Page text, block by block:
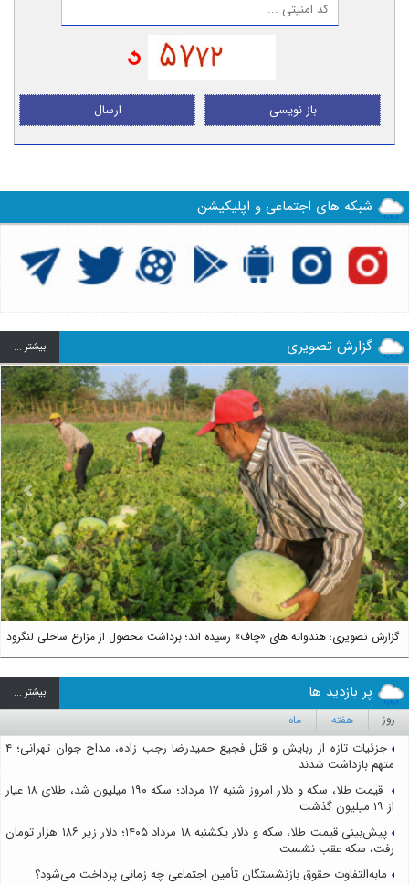
ارسال باز نویسی
شبکه های اجتماعی و اپلیکیشن
گزارش تصویری بيشتر ...
گزارش تصویری؛ هندوانه های «چاف» رسیده اند؛ برداشت محصول از مزارع ساحلی لنگرود
Next
پر بازدید ها بيشتر ...
روز هفته ماه
جزئیات تازه از ربایش و قتل فجیع حمیدرضا رجب زاده، مداح جوان تهرانی؛ ۴
متهم بازداشت شدند
قیمت طلا، سکه و دلار امروز شنبه ۱۷ مرداد؛ سکه ۱۹۰ میلیون شد، طلای ۱۸ عیار
از ۱۹ میلیون گذشت
پیش‌بینی قیمت طلا، سکه و دلار یکشنبه ۱۸ مرداد ۱۴۰۵؛ دلار زیر ۱۸۶ هزار تومان
رفت، سکه عقب نشست
مابه‌التفاوت حقوق بازنشستگان تأمین اجتماعی چه زمانی پرداخت می‌شود؟